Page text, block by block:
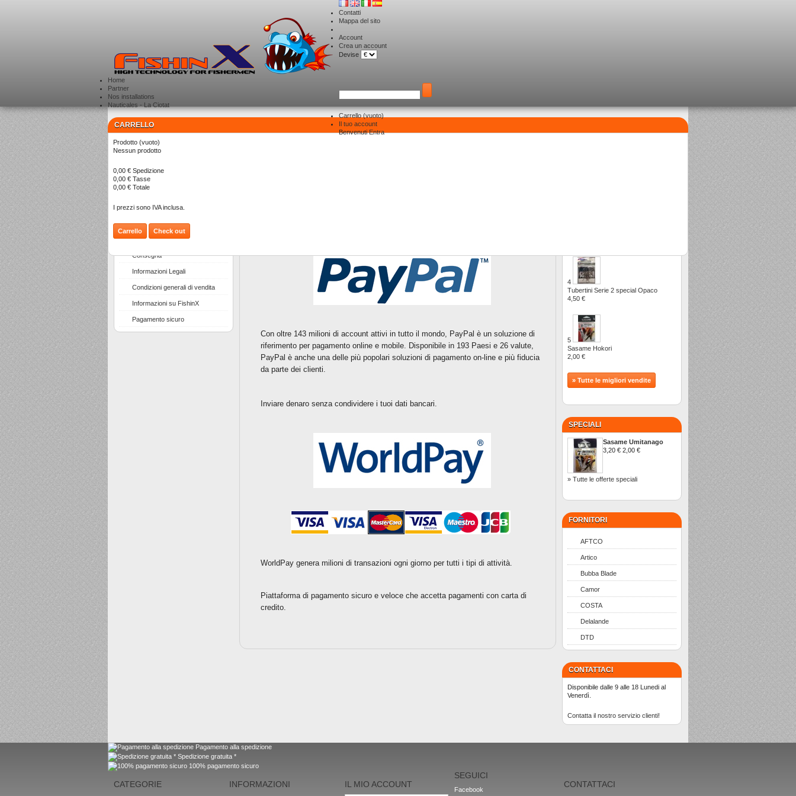
Contatti
Mappa del sito
Account
Crea un account
Devise
Carrello (vuoto)
Il tuo account
BenvenutiEntra
Home
Partner
Nos installations
Nauticales - La Ciotat
CARRELLO
Prodotto (vuoto)
Nessun prodotto
0,00 € Spedizione
0,00 € Tasse
0,00 € Totale
I prezzi sono IVA inclusa.
Carrello Check out
CATEGORIE
INFORMAZIONI
Consegna
Informazioni Legali
Condizioni generali di vendita
Informazioni su FishinX
Pagamento sicuro
> Pagamento sicuro
Con oltre 143 milioni di account attivi in tutto il mondo, PayPal è un soluzione di
riferimento per pagamento online e mobile. Disponibile in 193 Paesi e 26 valute,
PayPal è anche una delle più popolari soluzioni di pagamento on-line e più fiducia
da parte dei clienti.
Inviare denaro senza condividere i tuoi dati bancari.
WorldPay genera milioni di transazioni ogni giorno per tutti i tipi di attività
Piattaforma di pagamento sicuro e veloce che accetta pagamenti con carta di
credito.
4
Tubertini Serie 2 special Opaco
4,50 €
5
Sasame Hokori
2,00 €
» Tutte le migliori vendite
SPECIALI
Sasame Umitanago
3,20 € 2,00 €
» Tutte le offerte speciali
FORNITORI
AFTCO
Artico
Bubba Blade
Camor
COSTA
Delalande
DTD
CONTATTACI
Disponibile dalle 9 alle 18 Lunedi al
Venerdì.
Contatta il nostro servizio clienti!
Pagamento alla spedizione
Spedizione gratuita *
100% pagamento sicuro
CATEGORIE INFORMAZIONI IL MIO ACCOUNT
SEGUICI
Facebook
CONTATTACI